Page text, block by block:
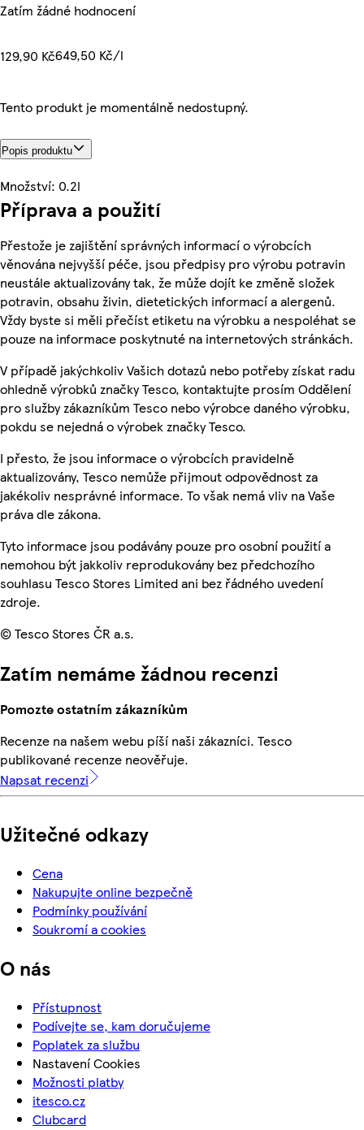
Zatím žádné hodnocení
129,90 Kč649,50 Kč/l
Tento produkt je momentálně nedostupný.
Popis produktu
Množství: 0.2l
Příprava a použití
Přestože je zajištění správných informací o výrobcích
věnována nejvyšší péče, jsou předpisy pro výrobu potravin
neustále aktualizovány tak, že může dojít ke změně složek
potravin, obsahu živin, dietetických informací a alergenů.
Vždy byste si měli přečíst etiketu na výrobku a nespoléhat se
pouze na informace poskytnuté na internetových stránkách.
V případě jakýchkoliv Vašich dotazů nebo potřeby získat radu
ohledně výrobků značky Tesco, kontaktujte prosím Oddělení
pro služby zákazníkům Tesco nebo výrobce daného výrobku,
pokdu se nejedná o výrobek značky Tesco.
I přesto, že jsou informace o výrobcích pravidelně
aktualizovány, Tesco nemůže přijmout odpovědnost za
jakékoliv nesprávné informace. To však nemá vliv na Vaše
práva dle zákona.
Tyto informace jsou podávány pouze pro osobní použití a
nemohou být jakkoliv reprodukovány bez předchozího
souhlasu Tesco Stores Limited ani bez řádného uvedení
zdroje.
© Tesco Stores ČR a.s.
Zatím nemáme žádnou recenzi
Pomozte ostatním zákazníkům
Recenze na našem webu píší naši zákazníci. Tesco
publikované recenze neověřuje.
Napsat recenzi
Užitečné odkazy
Cena
Nakupujte online bezpečně
Podmínky používání
Soukromí a cookies
O nás
Přístupnost
Podívejte se, kam doručujeme
Poplatek za službu
Nastavení Cookies
Možnosti platby
itesco.cz
Clubcard